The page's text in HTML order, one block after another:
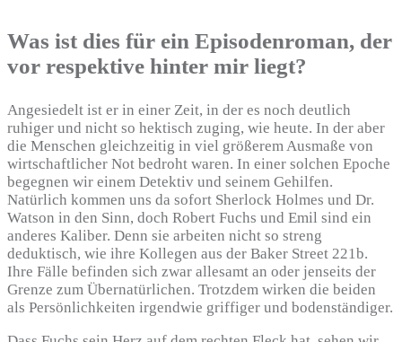
Was ist dies für ein Episodenroman, der
vor respektive hinter mir liegt?
Angesiedelt ist er in einer Zeit, in der es noch deutlich
ruhiger und nicht so hektisch zuging, wie heute. In der aber
die Menschen gleichzeitig in viel größerem Ausmaße von
wirtschaftlicher Not bedroht waren. In einer solchen Epoche
begegnen wir einem Detektiv und seinem Gehilfen.
Natürlich kommen uns da sofort Sherlock Holmes und Dr.
Watson in den Sinn, doch Robert Fuchs und Emil sind ein
anderes Kaliber. Denn sie arbeiten nicht so streng
deduktisch, wie ihre Kollegen aus der Baker Street 221b.
Ihre Fälle befinden sich zwar allesamt an oder jenseits der
Grenze zum Übernatürlichen. Trotzdem wirken die beiden
als Persönlichkeiten irgendwie griffiger und bodenständiger.